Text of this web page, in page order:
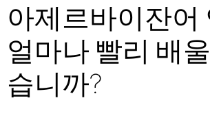
아제르바이잔어
얼마나 빨리 배
습니까?